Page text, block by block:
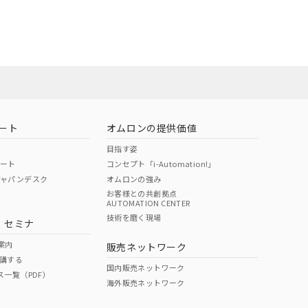
O O
ト
ト
パンデスク
セミナ
内
する
覧（PDF）
オムロンの提供価値
目指す姿
コンセプト「i-Automation!」
オムロンの強み
お客様との共創拠点
AUTOMATION CENTER
技術を磨く現場
販売ネットワーク
国内販売ネットワーク
海外販売ネットワーク